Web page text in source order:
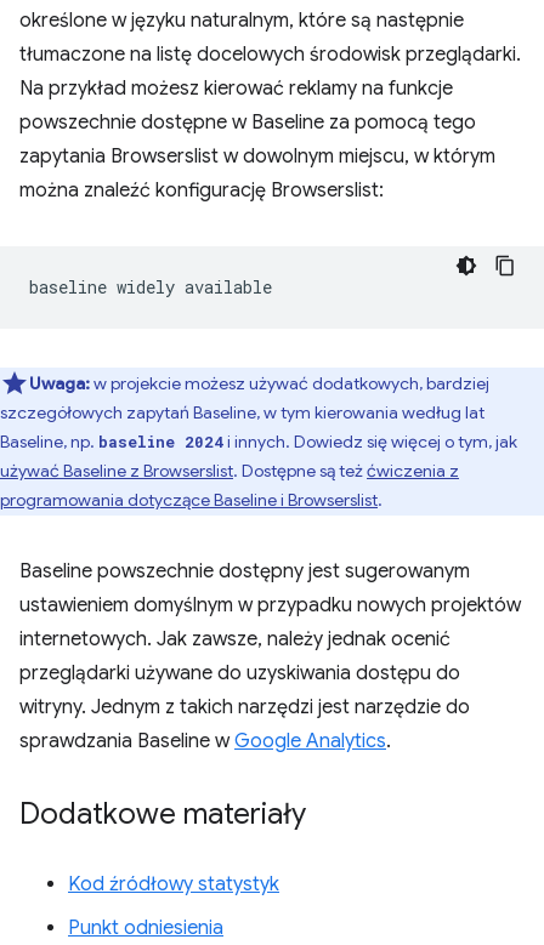
określone w języku naturalnym, które są następnie
tłumaczone na listę docelowych środowisk przeglądarki.
Na przykład możesz kierować reklamy na funkcje
powszechnie dostępne w Baseline za pomocą tego
zapytania Browserslist w dowolnym miejscu, w którym
można znaleźć konfigurację Browserslist:
Uwaga:w projekcie możesz używać dodatkowych, bardziej
szczegółowych zapytań Baseline, w tym kierowania według lat
Baseline, np. baseline 2024i innych. Dowiedz się więcej o tym, jak
używać Baseline z Browserslist. Dostępne są teżćwiczenia z
programowania dotyczące Baseline i Browserslist.
Baseline powszechnie dostępny jest sugerowanym
ustawieniem domyślnym w przypadku nowych projektów
internetowych. Jak zawsze, należy jednak ocenić
przeglądarki używane do uzyskiwania dostępu do
witryny. Jednym z takich narzędzi jest narzędzie do
sprawdzania Baseline wGoogle Analytics.
Dodatkowe materiały
Kod źródłowy statystyk
Punkt odniesienia